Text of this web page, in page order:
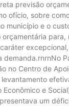
previsão
ofício, sobre
município e o
no Centro de
e
um